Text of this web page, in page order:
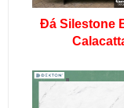
Đá Silestone